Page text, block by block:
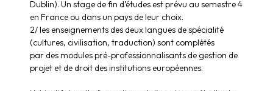
Dublin). Un stage de fin d’études est prévu au semestre 4
en France ou dans un pays de leur choix.
2/ les enseignements des deux langues de spécialité
(cultures, civilisation, traduction) sont complétés
par des modules pré-professionnalisants de gestion de
projet et de droit des institutions européennes.